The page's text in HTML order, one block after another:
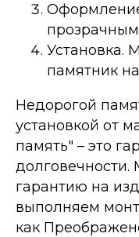
Установка.
памятник
Недорогой
установкой от
память" – это
гарантию на
выполняем
как